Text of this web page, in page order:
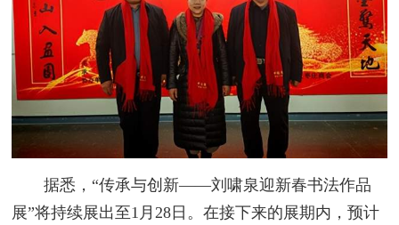
据悉，“传承与创新——刘啸泉迎新春书法作品
展”将持续展出至1月28日。在接下来的展期内，预计